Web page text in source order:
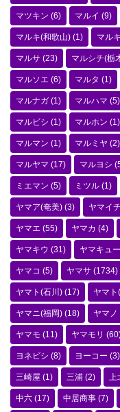
マツキン (6) マルイ (9)
マルキ(和歌山) (1) マル
マルサ (23) マルシチ(栃
マルソエ (6) マルタ (1)
マルナガ (1) マルハマ (5)
マルビシ (1) マルホン (1)
マルマン (1) マルミヤ (2)
マルヤマ (17) マルヨシ
ミエマン (5) ミツル (1)
ヤマア(奄美) (3) ヤマイ
ヤマエ (55) ヤマカ (4)
ヤマキウ (31) ヤマキュー
ヤマコ (5) ヤマサ (1734)
ヤマト(石川) (17) ヤマ
ヤマニ(福岡) (18) ヤマノ
ヤマモ (11) ヤマモリ
ヨネビシ (8) ヨーコー (3)
三崎屋 (1) 三浦 (2) 上
中六 (17) 中居商事 (7)